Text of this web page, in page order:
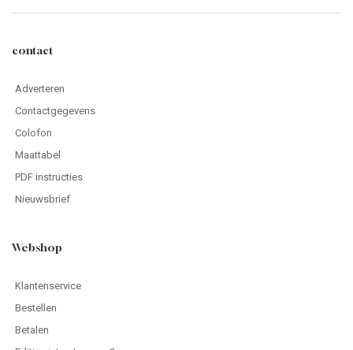
contact
Adverteren
Contactgegevens
Colofon
Maattabel
PDF instructies
Nieuwsbrief
Webshop
Klantenservice
Bestellen
Betalen